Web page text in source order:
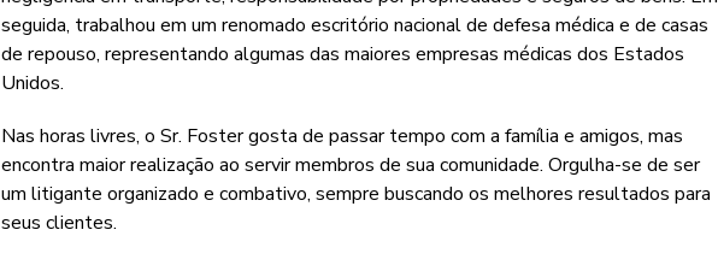
seguida, trabalhou em um renomado escritório nacional de defesa médica e de casas
de repouso, representando algumas das maiores empresas médicas dos Estados
Unidos.
Nas horas livres, o Sr. Foster gosta de passar tempo com a família e amigos, mas
encontra maior realização ao servir membros de sua comunidade. Orgulha-se de ser
um litigante organizado e combativo, sempre buscando os melhores resultados para
seus clientes.